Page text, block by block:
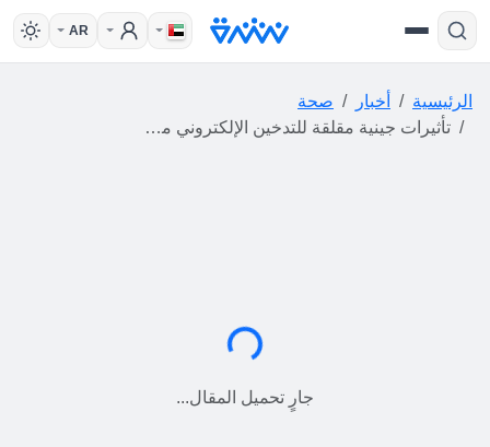
AR
الرئيسية أخبار
صحة
تأثيرات جينية مقلقة للتدخين الإلكتروني مرتبطة بأمراض خطيرة
جارٍ التحميل...
جارٍ تحميل المقال...